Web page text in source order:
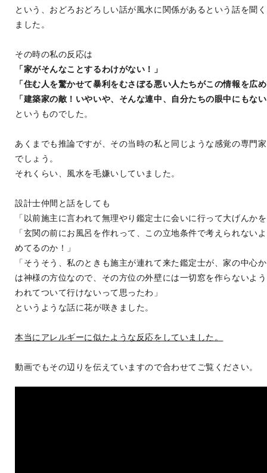
という、おどろおどろしい話が風水に関係があるという話を聞
ました。
その時の私の反応は
「家がそんなことするわけがない！」
「住む人を驚かせて暴利をむさぼる悪い人たちがこの情報を広
「建築家の敵！いやいや、そんな連中、自分たちの眼中にもな
というものでした。
あくまでも推論ですが、その当時の私と同じような感覚の専門
でしょう。
それくらい、風水を毛嫌いしていました。
設計士仲間と話をしても
「以前施主に言われて無理やり鑑定士に会いに行って大げんか
「玄関の前にお風呂を作れって、この立地条件で考えられない
めてるのか！」
「そうそう、私のときも施主が連れて来た鑑定士が、家の中心
は神様の方位なので、その方位の外壁には一切窓を作らないよ
われてついて行けないって思ったわ」
というような話に花が咲きました。
本当にアレルギーに似たような反応をしていました。
動画でもその辺りを伝えていますので合わせてご覧ください。